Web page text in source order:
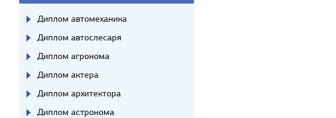
Диплом автомеханика
Диплом автослесаря
Диплом агронома
Диплом актера
Диплом архитектора
Диплом астронома